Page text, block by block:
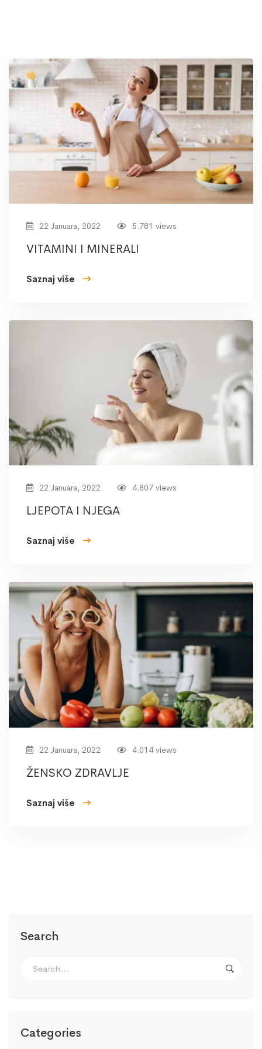
22 Januara, 2022 5.781 views
VITAMINI I MINERALI
Saznaj više
22 Januara, 2022 4.807 views
LJEPOTA I NJEGA
Saznaj više
22 Januara, 2022 4.014 views
ŽENSKO ZDRAVLJE
Saznaj više
Search
Categories